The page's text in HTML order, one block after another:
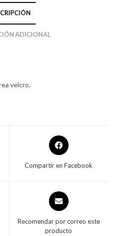
ADICIONAL
velcro.
Compartir en Facebook
Recomendar por correo este
producto